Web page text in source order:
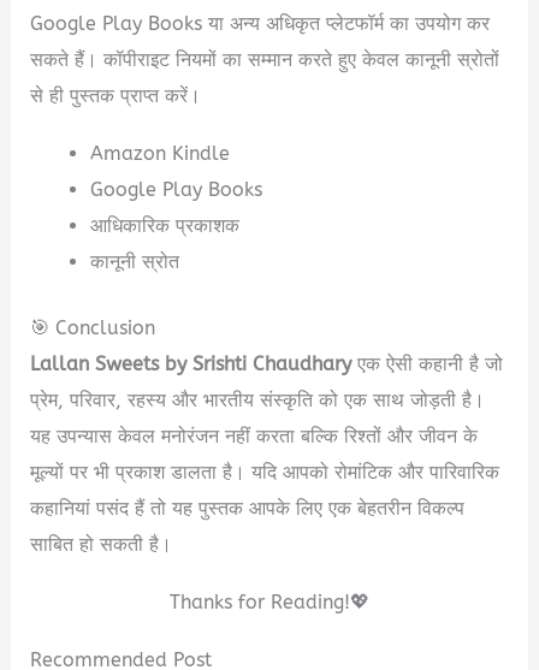
Google Play Books या अन्य अधिकृत प्लेटफॉर्म का उपयोग कर
सकते हैं। कॉपीराइट नियमों का सम्मान करते हुए केवल कानूनी स्रोतों
से ही पुस्तक प्राप्त करें।
Amazon Kindle
Google Play Books
आधिकारिक प्रकाशक
कानूनी स्रोत
🎯 Conclusion
Lallan Sweets by Srishti Chaudharyएक ऐसी कहानी है जो
प्रेम, परिवार, रहस्य और भारतीय संस्कृति को एक साथ जोड़ती है।
यह उपन्यास केवल मनोरंजन नहीं करता बल्कि रिश्तों और जीवन के
मूल्यों पर भी प्रकाश डालता है। यदि आपको रोमांटिक और पारिवारिक
कहानियां पसंद हैं तो यह पुस्तक आपके लिए एक बेहतरीन विकल्प
साबित हो सकती है।
Thanks for Reading!💖
Recommended Post